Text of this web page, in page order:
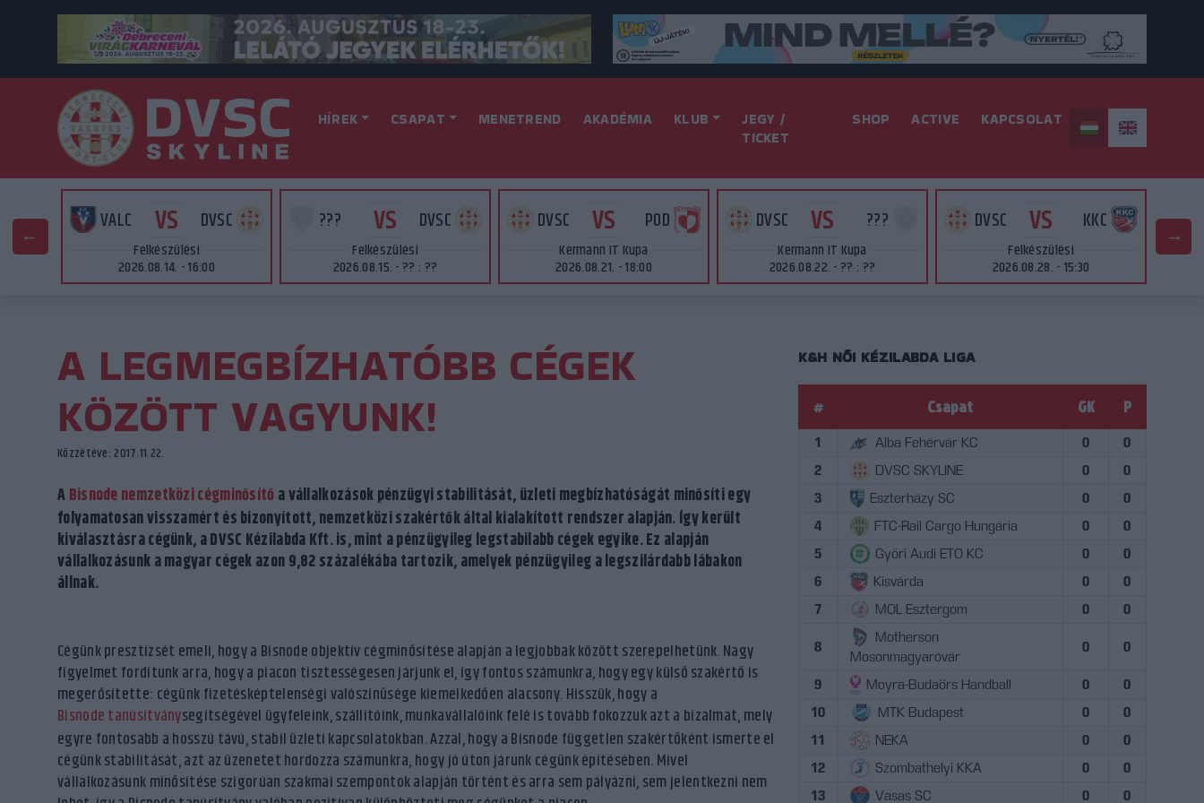
HÍREK CSAPAT MENETREND AKADÉMIA KLUB
JEGY /
TICKET
SHOP ACTIVE KAPCSOLAT
VALC VS DVSC
Felkészülési
2026.08.14. - 16:00
??? VS DVSC
Felkészülési
2026.08.15. - ?? : ??
DVSC VS POD
Kermann IT Kupa
2026.08.21. - 18:00
DVSC VS ???
Kermann IT Kupa
2026.08.22. - ?? : ??
DVSC VS KKC
Felkészülési
2026.08.28. - 15:30
A LEGMEGBÍZHATÓBB CÉGEK
KÖZÖTT VAGYUNK!
Közzétéve: 2017.11.22.
ABisnode nemzetközi cégminősítő a vállalkozások pénzügyi stabilitását, üzleti megbízhatóságát minősíti egy
folyamatosan visszamért és bizonyított, nemzetközi szakértők által kialakított rendszer alapján. Így került
kiválasztásra cégünk, a DVSC Kézilabda Kft. is, mint a pénzügyileg legstabilabb cégek egyike. Ez alapján
vállalkozásunk a magyar cégek azon 9,82 százalékába tartozik, amelyek pénzügyileg a legszilárdabb lábakon
állnak.
Cégünk presztízsét emeli, hogy a Bisnode objektív cégminősítése alapján a legjobbak között szerepelhetünk. Nagy
figyelmet fordítunk arra, hogy a piacon tisztességesen járjunk el, így fontos számunkra, hogy egy külső szakértő is
megerősítette: cégünk fizetésképtelenségi valószínűsége kiemelkedően alacsony. Hisszük, hogy a
Bisnode tanúsítványsegítségével ügyfeleink, szállítóink, munkavállalóink felé is tovább fokozzuk azt a bizalmat, mely
egyre fontosabb a hosszú távú, stabil üzleti kapcsolatokban. Azzal, hogy a Bisnode független szakértőként ismerte el
cégünk stabilitását, azt az üzenetet hordozza számunkra, hogy jó úton járunk cégünk építésében. Mivel
vállalkozásunk minősítése szigorúan szakmai szempontok alapján történt és arra sem pályázni, sem jelentkezni nem
K&H NŐI KÉZILABDA LIGA
# Csapat GK P
1 Alba Fehérvár KC 0
0
2
DVSC SKYLINE 0
0
3
Eszterházy SC 0
0
4
FTC-Rail Cargo Hungária 0
0
5
Győri Audi ETO KC 0
0
6
Kisvárda 0
0
7
MOL Esztergom 0 0
8
Motherson
Mosonmagyaróvár
0 0
9 Moyra-Budaörs Handball 0
0
10
MTK Budapest 0
0
11
NEKA 0
0
12
Szombathelyi KKA 0
0
13
Vasas SC 0
0